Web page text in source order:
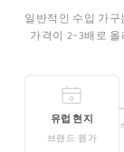
일반적인 수입 가
가격이 2~3배로
유럽 현지
브랜드 원가